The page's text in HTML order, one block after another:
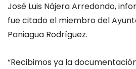
José Luis Nájera Arredondo,
fue citado el miembro del
Paniagua Rodríguez.
“Recibimos ya la